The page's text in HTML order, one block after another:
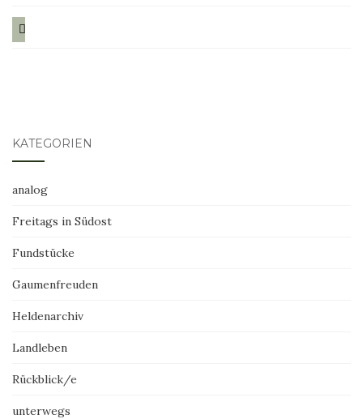
mail
KATEGORIEN
analog
Freitags in Südost
Fundstücke
Gaumenfreuden
Heldenarchiv
Landleben
Rückblick/e
unterwegs